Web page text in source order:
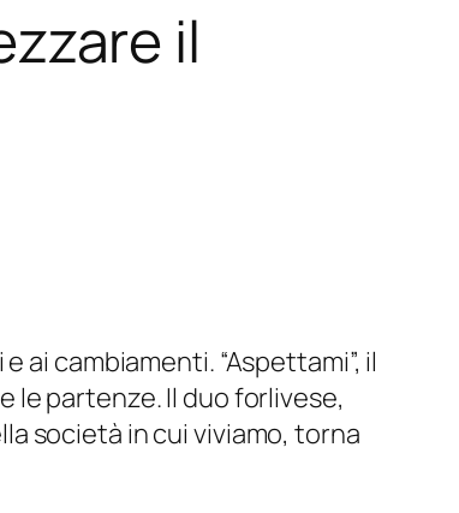
il
ai cambiamenti. “Aspettami”, il
le partenze. Il duo forlivese,
società in cui viviamo, torna